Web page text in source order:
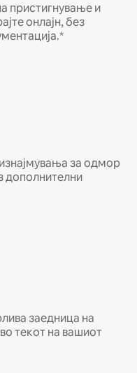
пристигнување и
онлајн, без
за одмор
дополнителни
заедница на
текот на вашиот